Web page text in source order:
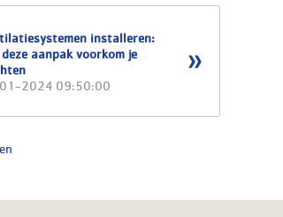
installeren:
aanpak voorkom je
2024 09:50:00